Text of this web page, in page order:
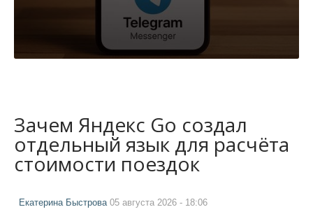
Зачем Яндекс Go создал
отдельный язык для расчёта
стоимости поездок
Екатерина Быстрова 05 августа 2026 - 18:06